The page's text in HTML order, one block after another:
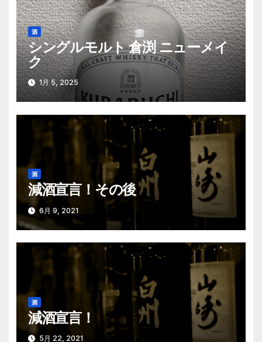
ー
シ
ョ
ン
酒
シングルモルト 倉渕 ニューメイ
ク
1月 5, 2025
酒
減酒宣言！その後
6月 9, 2021
酒
減酒宣言！
5月 22, 2021